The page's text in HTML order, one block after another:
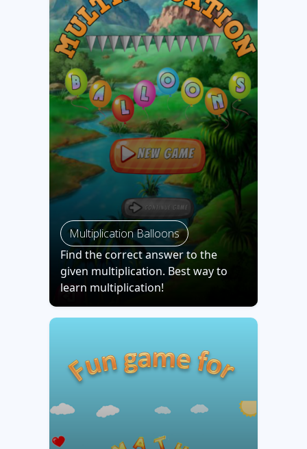
Multiplication Balloons
Find the correct answer to the
given multiplication. Best way to
learn multiplication!